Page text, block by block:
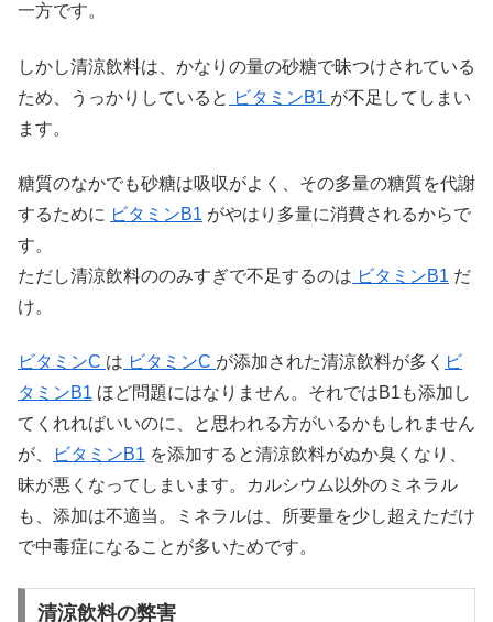
一方です。
しかし清涼飲料は、かなりの量の砂糖で昧つけされている
ため、うっかりしていると ビタミンB1 が不足してしまい
ます。
糖質のなかでも砂糖は吸収がよく、その多量の糖質を代謝
するために ビタミンB1 がやはり多量に消費されるからで
す。
ただし清涼飲料ののみすぎで不足するのは ビタミンB1 だ
け。
ビタミンC は ビタミンC が添加された清涼飲料が多く ビ
タミンB1 ほど問題にはなりません。それではB1も添加し
てくれればいいのに、と思われる方がいるかもしれません
が、
ビタミンB1 を添加すると清涼飲料がぬか臭くなり、
昧が悪くなってしまいます。カルシウム以外のミネラル
も、添加は不適当。ミネラルは、所要量を少し超えただけ
で中毒症になることが多いためです。
清涼飲料の弊害